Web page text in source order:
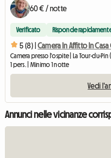
60 € / notte
Verificato Risponde
5 (8) |
Camera presso l'ospite | La Tour-du-Pin
1 pers. | Minimo 1 notte
Vedi
Annunci nelle vicinanze